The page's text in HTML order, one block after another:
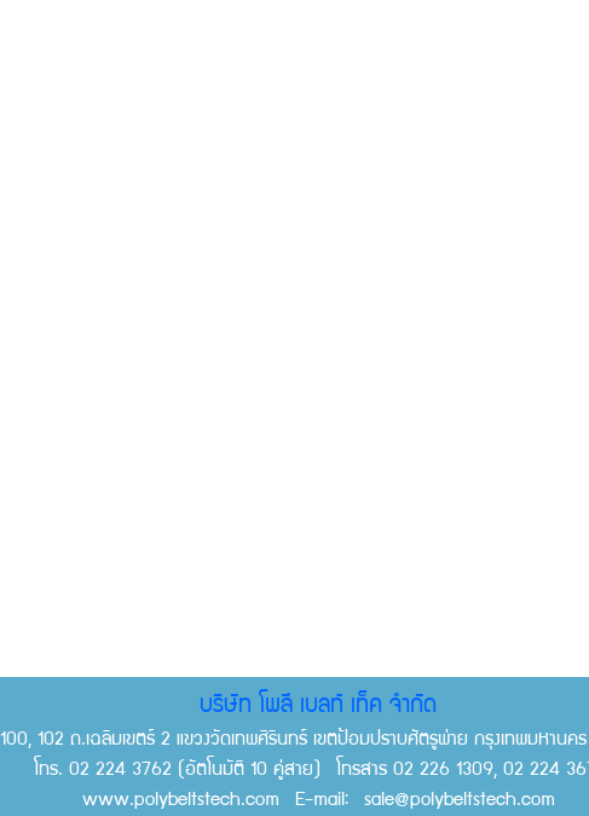
บริษัท โพลี เบลท์ เท็ค จำกัด
100, 102 ถ.เฉลิมเขตร์ 2 แขวงวัดเทพศิรินทร์ เขตป้อมปราบศัตรูพ่าย กรุงเทพมหานคร
โทร. 02 224 3762 (อัตโนมัติ 10 คู่สาย) โทรสาร 02 226 1309, 02 224
www.polybeltstech.com E-mail: sale@polybeltstech.com